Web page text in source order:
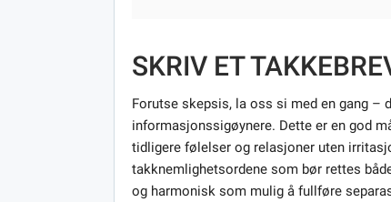
SKRIV ET
Forutse skepsis, la oss si med en gang –
informasjonssigøynere. Dette er en god
tidligere følelser og relasjoner uten
takknemlighetsordene som bør rettes
og harmonisk som mulig å fullføre